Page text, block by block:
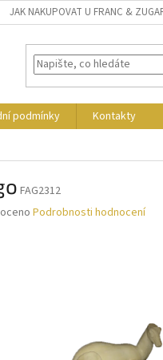
JAK NAKUPOVAT U FRANC &
podmínky
Kontakty
FAG2312
Podrobnosti hodnocení